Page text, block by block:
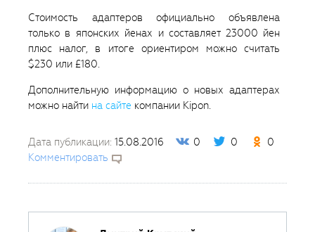
Стоимость адаптеров официально объявлена
только в японских йенах и составляет 23000 йен
плюс налог, в итоге ориентиром можно считать
$230 или £180.
Дополнительную информацию о новых адаптерах
можно найти на сайте компании Kipon.
Дата публикации: 15.08.2016 0 0
0
Комментировать